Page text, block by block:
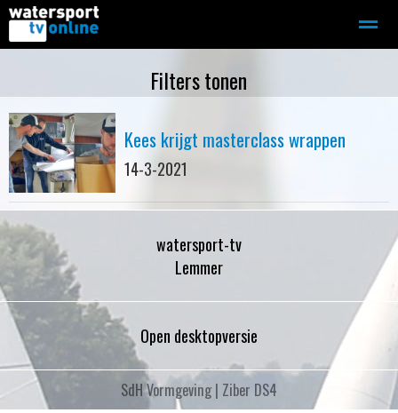
Motorboot-sloep Adverteren
Home Contact Bellen Zoeken
Filters tonen
Kees krijgt masterclass wrappen
14-3-2021
watersport-tv
Lemmer
Open desktopversie
SdH Vormgeving | Ziber DS4